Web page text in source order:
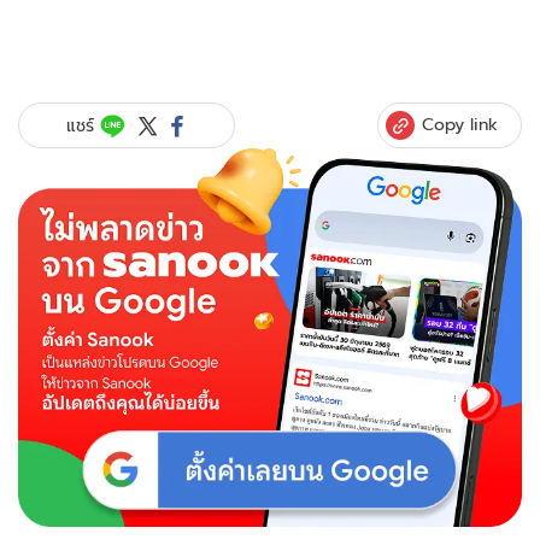
แชร์ Copy link